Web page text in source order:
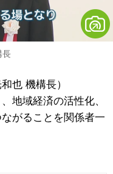
長
也 機構長）
地域経済の活性化、
がることを関係者一